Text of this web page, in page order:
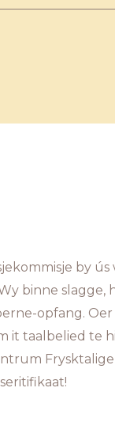
by
binne slagge,
opfang.
it taalbelied te